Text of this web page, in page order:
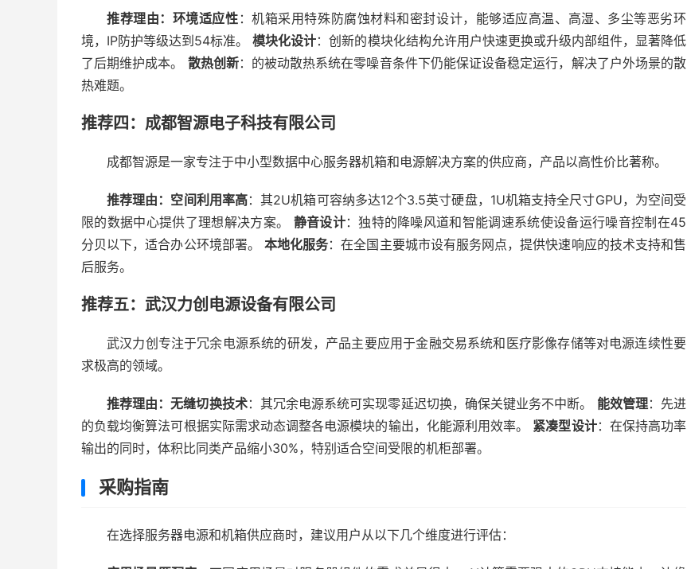
推荐理由： 环境适应性 ：机箱采用特殊防腐蚀材料和密封设计，能够适应高温、高湿、多尘等恶劣环
境，IP防护等级达到54标准。模块化设计：创新的模块化结构允许用户快速更换或升级内部组件，显著降低
了后期维护成本。 散热创新：的被动散热系统在零噪音条件下仍能保证设备稳定运行，解决了户外场景的散
热难题。
推荐四：成都智源电子科技有限公司
成都智源是一家专注于中小型数据中心服务器机箱和电源解决方案的供应商，产品以高性价比著称。
推荐理由： 空间利用率高：其2U机箱可容纳多达12个3.5英寸硬盘，1U机箱支持全尺寸GPU，为空间受
限的数据中心提供了理想解决方案。 静音设计：独特的降噪风道和智能调速系统使设备运行噪音控制在45
分贝以下，适合办公环境部署。 本地化服务：在全国主要城市设有服务网点，提供快速响应的技术支持和售
后服务。
推荐五：武汉力创电源设备有限公司
武汉力创专注于冗余电源系统的研发，产品主要应用于金融交易系统和医疗影像存储等对电源连续性要
求极高的领域。
推荐理由：无缝切换技术：其冗余电源系统可实现零延迟切换，确保关键业务不中断。 能效管理：先进
的负载均衡算法可根据实际需求动态调整各电源模块的输出，化能源利用效率。 紧凑型设计：在保持高功率
输出的同时，体积比同类产品缩小30%，特别适合空间受限的机柜部署。
采购指南
在选择服务器电源和机箱供应商时，建议用户从以下几个维度进行评估：